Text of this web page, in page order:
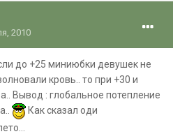
2010
до +25 миниюбки девушек не
кровь.. то при +30 и
Вывод : глобальное потепление
Как сказал оди